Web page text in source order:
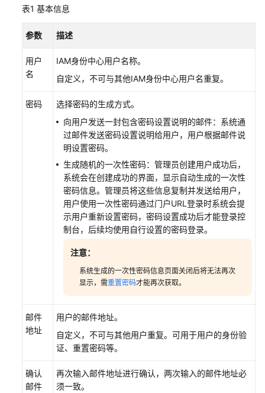
账
关
用
限
南
考
表1 基本信息
参数 描述
用户
名
IAM身份中心用户名称。
自定义，不可与其他IAM身份中心用户名重复。
密码
选择密码的生成方式。
向用户发送一封包含密码设置说明的邮件：系统通
过邮件发送密码设置说明给用户，用户根据邮件说
明设置密码。
生成随机的一次性密码：管理员创建用户成功后，
系统会在创建成功的界面，显示自动生成的一次性
密码信息。管理员将这些信息复制并发送给用户，
用户使用一次性密码通过门户URL登录时系统会提
示用户重新设置密码，密码设置成功后才能登录控
制台，后续均使用自行设置的密码登录。
注意：
系统生成的一次性密码信息页面关闭后将无法再次
显示，需重置密码才能再次获取。
邮件
地址
用户的邮件地址。
自定义，不可与其他用户重复。可用于用户的身份验
证、重置密码等。
确认
邮件
再次输入邮件地址进行确认，两次输入的邮件地址必
须一致。